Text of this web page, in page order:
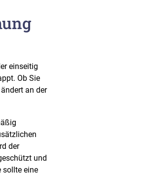
einseitig
Ob Sie
an der
der
und
sollte eine